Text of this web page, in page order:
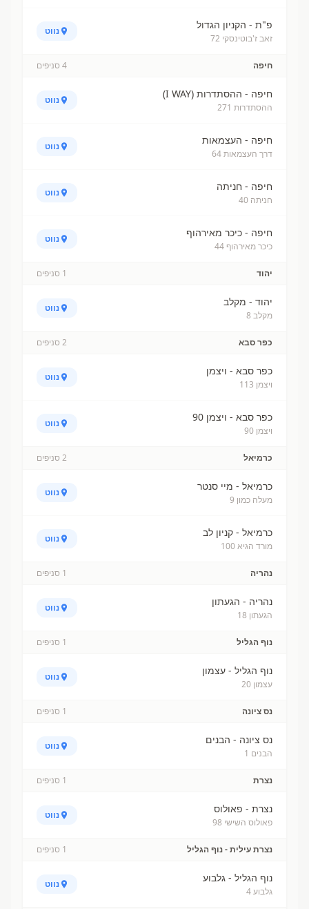
פ"ת - הקניון הגדול
זאב ז'בוטינסקי 72
נווט
חיפה 4 סניפים
חיפה - ההסתדרות (I WAY)
ההסתדרות 271
נווט
חיפה - העצמאות
דרך העצמאות 64
נווט
חיפה - חניתה
חניתה 40
נווט
חיפה - כיכר מאירהוף
כיכר מאירהוף 44
נווט
יהוד 1 סניפים
יהוד - מקלב
מקלב 8
נווט
כפר סבא 2 סניפים
כפר סבא - ויצמן
ויצמן 113
נווט
כפר סבא - ויצמן 90
ויצמן 90
נווט
כרמיאל 2 סניפים
כרמיאל - מיי סנטר
מעלה כמון 9
נווט
כרמיאל - קניון לב
מורד הגיא 100
נווט
נהריה 1 סניפים
נהריה - הגעתון
הגעתון 18
נווט
נוף הגליל 1 סניפים
נוף הגליל - עצמון
עצמון 20
נווט
נס ציונה 1 סניפים
נס ציונה - הבנים
הבנים 1
נווט
נצרת 1 סניפים
נצרת - פאולוס
פאולוס השישי 98
נווט
נצרת עילית - נוף הגליל 1 סניפים
נוף הגליל - גלבוע
גלבוע 4
נווט